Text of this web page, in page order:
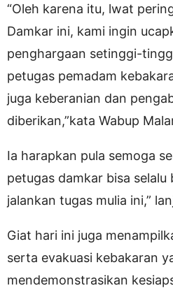
“Oleh karena itu, lwat
Damkar ini, kami ingin
penghargaan setinggi-
petugas pemadam
juga keberanian dan
diberikan,”kata Wabup
Ia harapkan pula semoga
petugas damkar bisa
jalankan tugas mulia ini,”
Giat hari ini juga
serta evakuasi kebakaran
mendemonstrasikan